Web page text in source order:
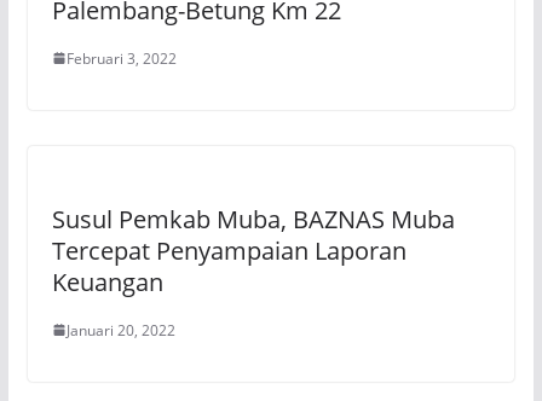
Palembang-Betung Km 22
Februari 3, 2022
Susul Pemkab Muba, BAZNAS Muba
Tercepat Penyampaian Laporan
Keuangan
Januari 20, 2022